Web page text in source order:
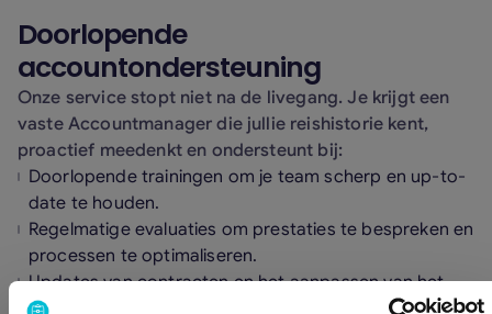
Doorlopende
accountondersteuning
Onze service stopt niet na de livegang. Je krijgt een
vaste Accountmanager die jullie reishistorie kent,
proactief meedenkt en ondersteunt bij:
Doorlopende trainingen om je team scherp en up-to-
date te houden.
Regelmatige evaluaties om prestaties te bespreken en
processen te optimaliseren.
Updates van contracten en het aanpassen van het
platform aan veranderende behoeften.